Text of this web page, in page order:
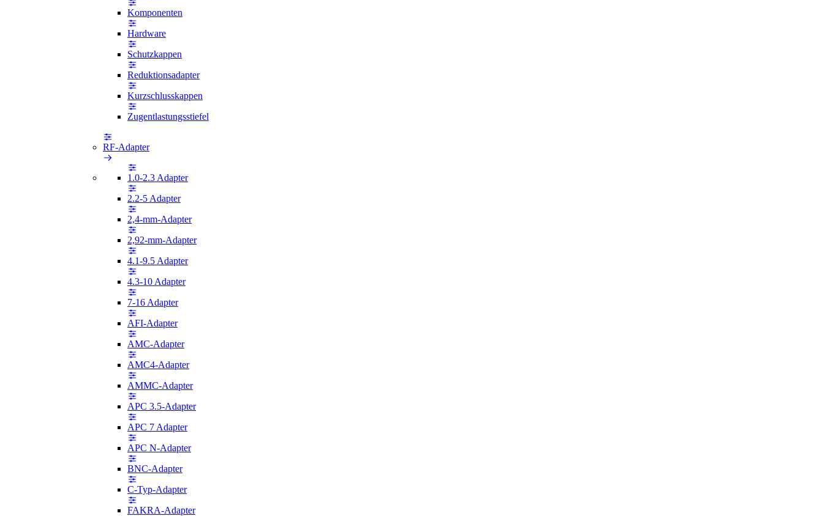
Komponenten
Hardware
Schutzkappen
Reduktionsadapter
Kurzschlusskappen
Zugentlastungsstiefel
RF-Adapter
1.0-2.3 Adapter
2.2-5 Adapter
2,4-mm-Adapter
2,92-mm-Adapter
4.1-9.5 Adapter
4.3-10 Adapter
7-16 Adapter
AFI-Adapter
AMC-Adapter
AMC4-Adapter
AMMC-Adapter
APC 3.5-Adapter
APC 7 Adapter
APC N-Adapter
BNC-Adapter
C-Typ-Adapter
FAKRA-Adapter